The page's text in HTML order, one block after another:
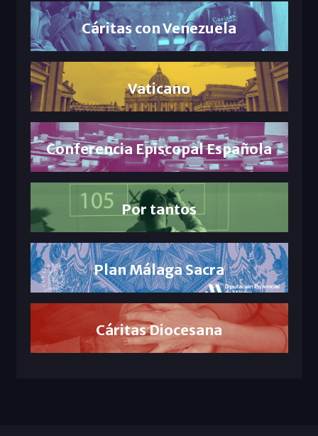
Cáritas con Venezuela
Vaticano
Conferencia Episcopal Española
Por tantos
Plan Málaga Sacra
Cáritas Diocesana